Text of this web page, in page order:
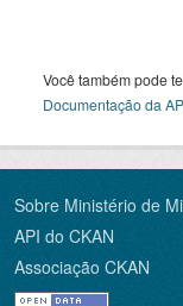
Você também pode
Documentação da
Sobre Ministério de
API do CKAN
Associação CKAN